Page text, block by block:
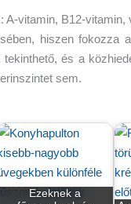
vitamin, B12-vitamin,
hiszen fokozza
és a
sem.
Ezeknek a